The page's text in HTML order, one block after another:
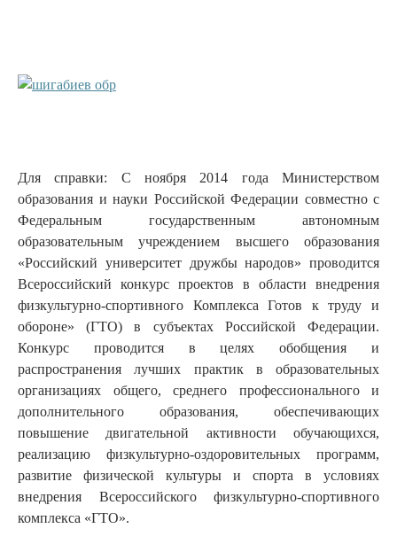
Для справки: С ноября 2014 года Министерством
образования и науки Российской Федерации совместно с
Федеральным государственным автономным
образовательным учреждением высшего образования
«Российский университет дружбы народов» проводится
Всероссийский конкурс проектов в области внедрения
физкультурно-спортивного Комплекса Готов к труду и
обороне» (ГТО) в субъектах Российской Федерации.
Конкурс проводится в целях обобщения и
распространения лучших практик в образовательных
организациях общего, среднего профессионального и
дополнительного образования, обеспечивающих
повышение двигательной активности обучающихся,
реализацию физкультурно-оздоровительных программ,
развитие физической культуры и спорта в условиях
внедрения Всероссийского физкультурно-спортивного
комплекса «ГТО».